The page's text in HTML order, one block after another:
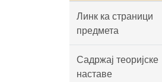
Линк ка страници
предмета
Садржај теоријске
наставе